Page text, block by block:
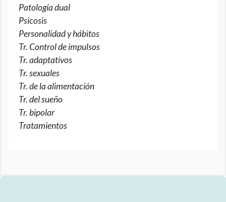
Patología dual
Psicosis
Personalidad y hábitos
Tr. Control de impulsos
Tr. adaptativos
Tr. sexuales
Tr. de la alimentación
Tr. del sueño
Tr. bipolar
Tratamientos